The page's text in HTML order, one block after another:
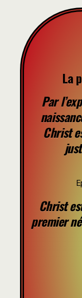
La
Par
Christ
Christ
premier